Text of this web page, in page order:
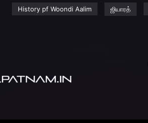
History pf Woondi Aalim ஜியாரத்